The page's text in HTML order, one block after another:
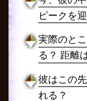
ピークを
実際のと
る？ 距離
彼はこの
れる？